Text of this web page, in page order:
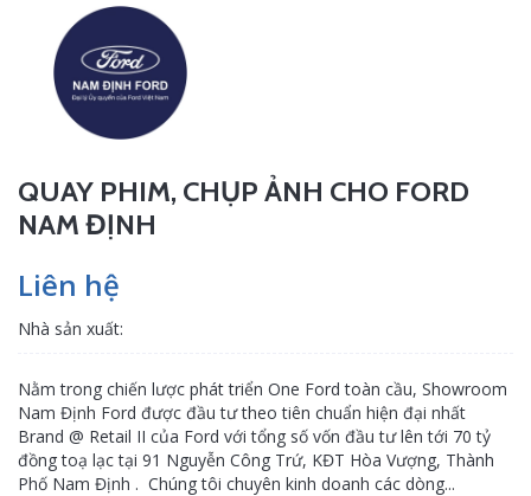
QUAY PHIM, CHỤP ẢNH CHO FORD
NAM ĐỊNH
Liên hệ
Nhà sản xuất:
Nằm trong chiến lược phát triển One Ford toàn cầu, Showroom
Nam Định Ford được đầu tư theo tiên chuẩn hiện đại nhất
Brand @ Retail II của Ford với tổng số vốn đầu tư lên tới 70 tỷ
đồng toạ lạc tại 91 Nguyễn Công Trứ, KĐT Hòa Vượng, Thành
Phố Nam Định . Chúng tôi chuyên kinh doanh các dòng...